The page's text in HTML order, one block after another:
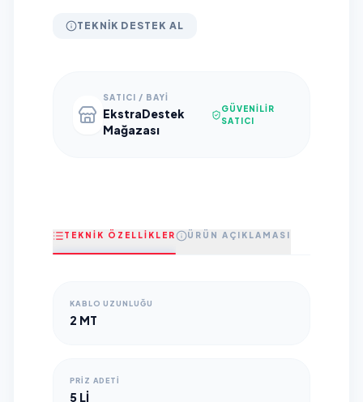
TEKNIK DESTEK AL
SATICI / BAYI
EkstraDestek
Mağazası
GÜVENILIR
SATICI
TEKNİK ÖZELLİKLER ÜRÜN AÇIKLAMASI
KABLO UZUNLUĞU
2 MT
PRIZ ADETI
5 LI